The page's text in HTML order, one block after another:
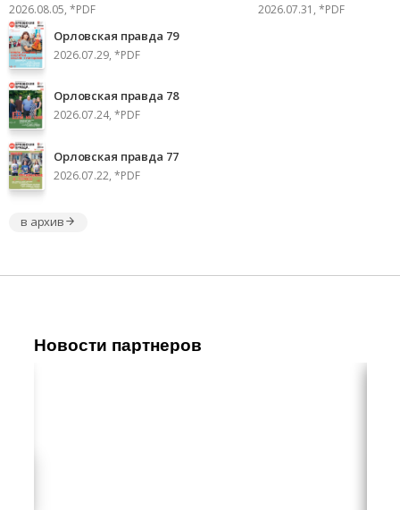
2026.08.05, *PDF 2026.07.31, *PDF
Орловская правда 79
2026.07.29, *PDF
Орловская правда 78
2026.07.24, *PDF
Орловская правда 77
2026.07.22, *PDF
в архив
Новости партнеров